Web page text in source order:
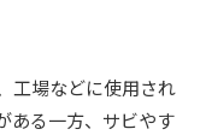
工場などに使用され
ある一方、サビやす